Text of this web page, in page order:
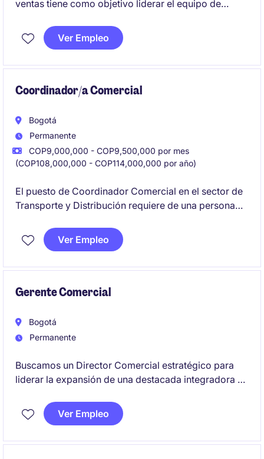
ventas tiene como objetivo liderar el equipo de
soluciones personalizadas y efectivas para
satisfacer las necesidades específicas de los
estrategias innovadoras y alineadas con los
Ver Empleo
Coordinador/a Comercial
Bogotá
Permanente
COP9,000,000 - COP9,500,000 por mes
(COP108,000,000 - COP114,000,000 por año)
El puesto de Coordinador Comercial en el sector de
Transporte y Distribución requiere de una persona
comercial y garantizar el cumplimiento de metas. Se
busca un/a profesional con habilidades en ventas y
Ver Empleo
Gerente Comercial
Bogotá
Permanente
Buscamos un Director Comercial estratégico para
liderar la expansión de una destacada integradora de
de infraestructura y servicios digitales de última
generación. El candidato ideal será responsable de
Ver Empleo